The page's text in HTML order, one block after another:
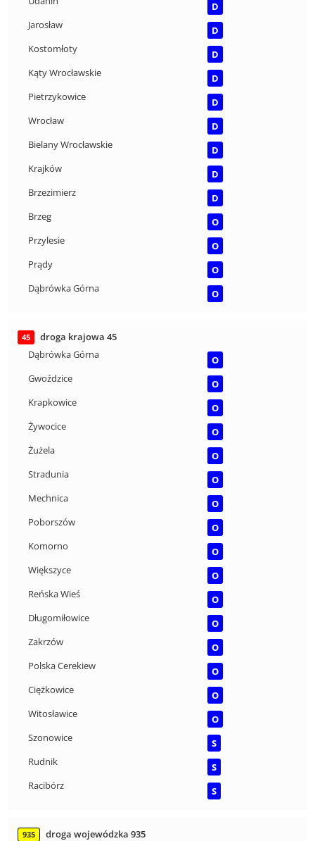
D
Jarosław
D
Kostomłoty
D
Kąty Wrocławskie
D
Pietrzykowice
D
Wrocław
D
Bielany Wrocławskie
D
Krajków
D
Brzezimierz
D
Brzeg
O
Przylesie
O
Prądy
O
Dąbrówka Górna
O
45
droga krajowa 45
Dąbrówka Górna
O
Gwoździce
O
Krapkowice
O
Żywocice
O
Żużela
O
Stradunia
O
Mechnica
O
Poborszów
O
Komorno
O
Większyce
O
Reńska Wieś
O
Długomiłowice
O
Zakrzów
O
Polska Cerekiew
O
Ciężkowice
O
Witosławice
O
Szonowice
S
Rudnik
S
Racibórz
S
935
droga wojewódzka 935